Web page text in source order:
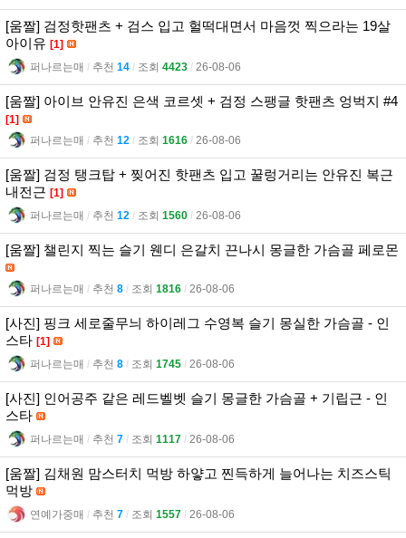
[움짤] 검정핫팬츠 + 검스 입고 헐떡대면서 마음껏 찍으라는 19살
아이유 [1]
퍼나르는매 l 추천 14 l 조회 4423 l 26-08-06
[움짤] 아이브 안유진 은색 코르셋 + 검정 스팽글 핫팬츠 엉벅지 #4
[1]
퍼나르는매 l 추천 12 l 조회 1616 l 26-08-06
[움짤] 검정 탱크탑 + 찢어진 핫팬츠 입고 꿀렁거리는 안유진 복근
내전근 [1]
퍼나르는매 l 추천 12 l 조회 1560 l 26-08-06
[움짤] 챌린지 찍는 슬기 웬디 은갈치 끈나시 몽글한 가슴골 페로몬
퍼나르는매 l 추천 8 l 조회 1816 l 26-08-06
[사진] 핑크 세로줄무늬 하이레그 수영복 슬기 몽실한 가슴골 - 인
스타 [1]
퍼나르는매 l 추천 8 l 조회 1745 l 26-08-06
[사진] 인어공주 같은 레드벨벳 슬기 몽글한 가슴골 + 기립근 - 인
스타
퍼나르는매 l 추천 7 l 조회 1117 l 26-08-06
[움짤] 김채원 맘스터치 먹방 하얗고 찐득하게 늘어나는 치즈스틱
먹방
연예가중매 l 추천 7 l 조회 1557 l 26-08-06